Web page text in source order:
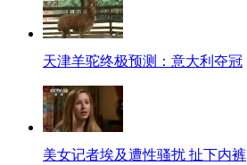
天津羊驼终极预测：意大利夺冠
美女记者埃及遭性骚扰 扯下内裤